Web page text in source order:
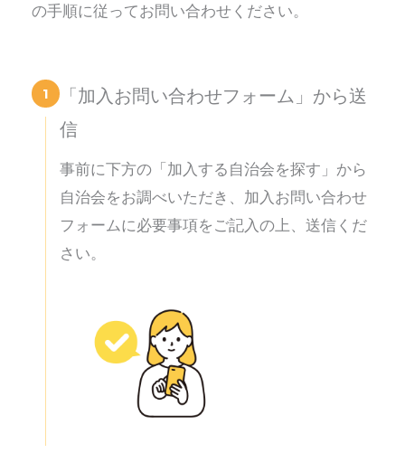
の手順に従ってお問い合わせください。
1
「加入お問い合わせフォーム」から送
信
事前に下方の「加入する自治会を探す」から
自治会をお調べいただき、加入お問い合わせ
フォームに必要事項をご記入の上、送信くだ
さい。